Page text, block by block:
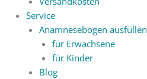
Service
Anamnesebogen ausfüllen
für Erwachsene
für Kinder
Blog